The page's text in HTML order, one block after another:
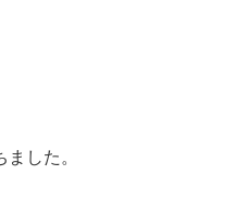
した。